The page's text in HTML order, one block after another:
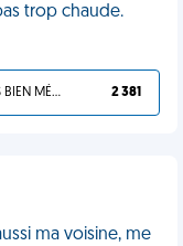
trop chaude.
TU L'AS BIEN MÉRITÉ 2 381
ma voisine, me